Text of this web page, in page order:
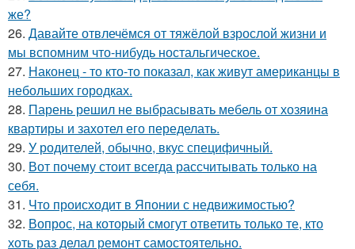
же?
26. Давайте отвлечёмся от тяжёлой взрослой жизни и
мы вспомним что-нибудь ностальгическое.
27. Наконец - то кто-то показал, как живут американцы в
небольших городках.
28. Парень решил не выбрасывать мебель от хозяина
квартиры и захотел его переделать.
29. У родителей, обычно, вкус специфичный.
30. Вот почему стоит всегда рассчитывать только на
себя.
31. Что происходит в Японии с недвижимостью?
32. Вопрос, на который смогут ответить только те, кто
хоть раз делал ремонт самостоятельно.